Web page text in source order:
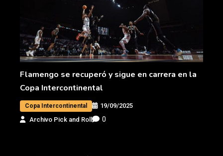
Flamengo se recuperó y sigue en carrera en la
Copa Intercontinental
Copa Intercontinental
19/09/2025
Archivo Pick and Roll
0